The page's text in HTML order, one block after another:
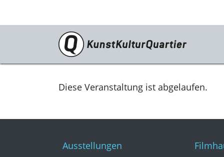
Programm
Ausstellungen
Film
Diese Veranstaltung ist abgelaufen.
Ausstellungen